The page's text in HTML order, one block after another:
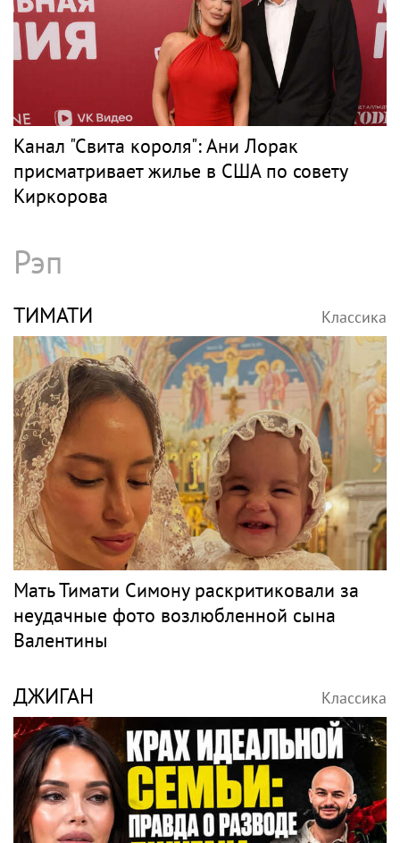
Канал "Свита короля": Ани Лорак
присматривает жилье в США по совету
Киркорова
Рэп
ТИМАТИ Классика
Мать Тимати Симону раскритиковали за
неудачные фото возлюбленной сына
Валентины
ДЖИГАН Классика